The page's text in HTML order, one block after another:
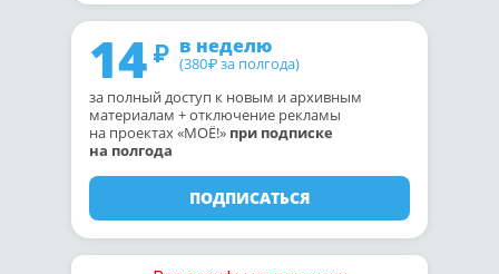
14 в неделю
(380₽ за полгода)
за полный доступ к новым и архивным
материалам + отключение рекламы
на проектах «МОЁ!» при подписке
на полгода
ПОДПИСАТЬСЯ